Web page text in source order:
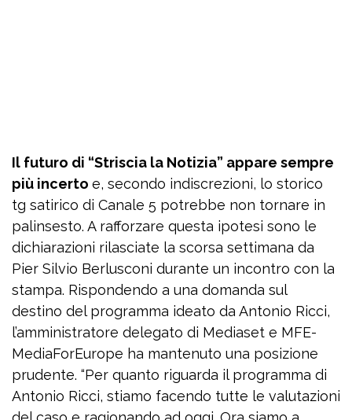
Il futuro di “Striscia la Notizia” appare sempre
più incerto e, secondo indiscrezioni, lo storico
tg satirico di Canale 5 potrebbe non tornare in
palinsesto. A rafforzare questa ipotesi sono le
dichiarazioni rilasciate la scorsa settimana da
Pier Silvio Berlusconi durante un incontro con la
stampa. Rispondendo a una domanda sul
destino del programma ideato da Antonio Ricci,
l’amministratore delegato di Mediaset e MFE-
MediaForEurope ha mantenuto una posizione
prudente. “Per quanto riguarda il programma di
Antonio Ricci, stiamo facendo tutte le valutazioni